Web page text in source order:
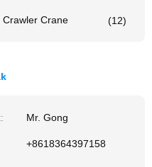
Crawler Crane (12)
Mr. Gong
+8618364397158